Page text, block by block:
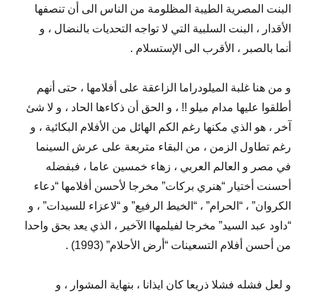
البنت المصرية الطيبة المظلومة من الناس الى أن تنصفها
الأقدار ، البنت السلبية التي لا تواجه التحديات بالنضال ، و
أنما بالصبر ، الأقرب الى الإستسلام .
و من هنا غلبة الميلودراما الزاعقة على أفلامها ، حتى أنهم
أطلقوا عليها مدام ميلو !! ، و الحق أن ذكاءها الحاد ، و لا شئ
آخر ، هو الذي مكنها رغم الكم الهائل من الأفلام البكائية ، و
رغم تطاول الزمن ، من البقاء متربعة على عرش السينما
في مصر و العالم العربي ، زهاء خمسين عاما ، فبفضله
أحسنت أختيار “هنري بركات” مخرجا لأحسن أفلامها “دعاء
الكروان” ، “الحرام” ، “الخيط الرفيع” و “لاعزاء للسيدات” ، و
“داود عبد السيد” مخرجا لفيلمهاا الآخير ، الذي يعد بحق واحدا
من أحسن أفلام التسعينات “أرض الأحلام” (1993) .
و لعل فشله فشلا ذريعا كان ايذانا ، بنهاية المشوار ، و